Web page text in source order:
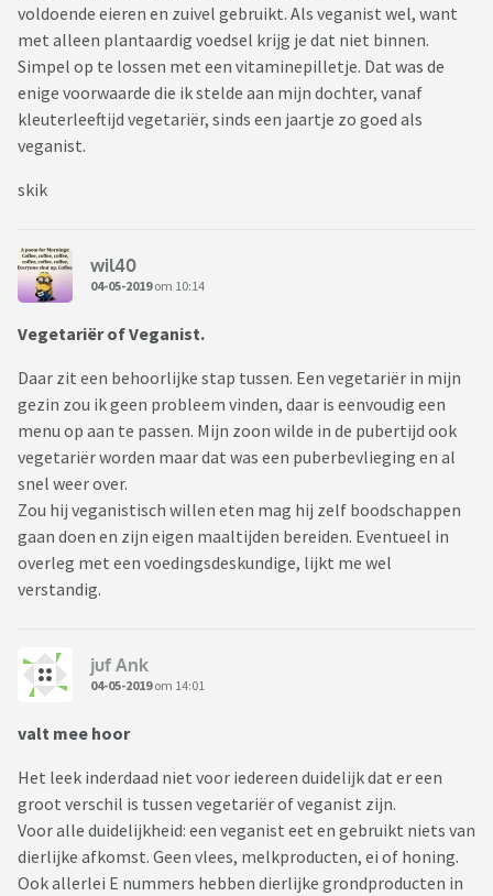
voldoende eieren en zuivel gebruikt. Als veganist wel, want
met alleen plantaardig voedsel krijg je dat niet binnen.
Simpel op te lossen met een vitaminepilletje. Dat was de
enige voorwaarde die ik stelde aan mijn dochter, vanaf
kleuterleeftijd vegetariër, sinds een jaartje zo goed als
veganist.
skik
wil40
04-05-2019om 10:14
Vegetariër of Veganist.
Daar zit een behoorlijke stap tussen. Een vegetariër in mijn
gezin zou ik geen probleem vinden, daar is eenvoudig een
menu op aan te passen. Mijn zoon wilde in de pubertijd ook
vegetariër worden maar dat was een puberbevlieging en al
snel weer over.
Zou hij veganistisch willen eten mag hij zelf boodschappen
gaan doen en zijn eigen maaltijden bereiden. Eventueel in
overleg met een voedingsdeskundige, lijkt me wel
verstandig.
juf Ank
04-05-2019om 14:01
valt mee hoor
Het leek inderdaad niet voor iedereen duidelijk dat er een
groot verschil is tussen vegetariër of veganist zijn.
Voor alle duidelijkheid: een veganist eet en gebruikt niets van
dierlijke afkomst. Geen vlees, melkproducten, ei of honing.
Ook allerlei E nummers hebben dierlijke grondproducten in